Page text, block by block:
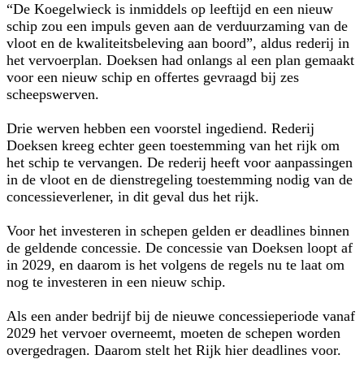
“De Koegelwieck is inmiddels op leeftijd en een nieuw
schip zou een impuls geven aan de verduurzaming van de
vloot en de kwaliteitsbeleving aan boord”, aldus rederij in
het vervoerplan. Doeksen had onlangs al een plan gemaakt
voor een nieuw schip en offertes gevraagd bij zes
scheepswerven.
Drie werven hebben een voorstel ingediend. Rederij
Doeksen kreeg echter geen toestemming van het rijk om
het schip te vervangen. De rederij heeft voor aanpassingen
in de vloot en de dienstregeling toestemming nodig van de
concessieverlener, in dit geval dus het rijk.
Voor het investeren in schepen gelden er deadlines binnen
de geldende concessie. De concessie van Doeksen loopt af
in 2029, en daarom is het volgens de regels nu te laat om
nog te investeren in een nieuw schip.
Als een ander bedrijf bij de nieuwe concessieperiode vanaf
2029 het vervoer overneemt, moeten de schepen worden
overgedragen. Daarom stelt het Rijk hier deadlines voor.